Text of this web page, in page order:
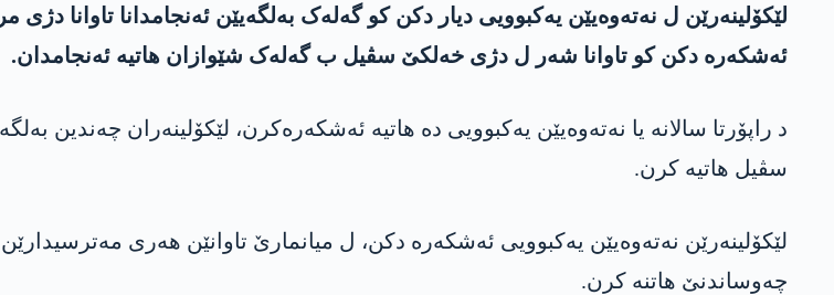
لێکۆلینەرێن ل نەتەوەیێن یەکبوویی دیار دکن کو گەلەک بەلگەیێن ئەنجامدانا تاوانا
ئەشکەرە دکن کو تاوانا شەر ل دژی خەلکێ سڤیل ب گەلەک شێوازان هاتیە ئەنجامدان.
د راپۆرتا سالانە یا نەتەوەیێن یەکبوویی دە هاتیە ئەشکەرەکرن، لێکۆلینەران چەندین
سڤیل هاتیە کرن.
لێکۆلینەرێن نەتەوەیێن یەکبوویی ئەشکەرە دکن، ل میانمارێ تاوانێن هەری
چەوساندنێ هاتنە کرن.